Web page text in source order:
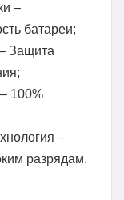
–
батареи;
Защита
100%
–
разрядам.